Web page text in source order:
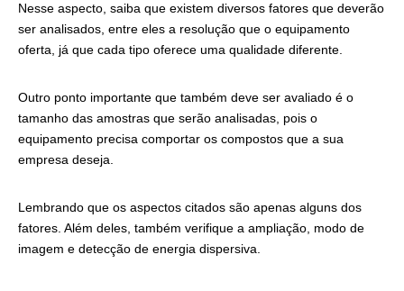
Nesse aspecto, saiba que existem diversos fatores que deverão
ser analisados, entre eles a resolução que o equipamento
oferta, já que cada tipo oferece uma qualidade diferente.
Outro ponto importante que também deve ser avaliado é o
tamanho das amostras que serão analisadas, pois o
equipamento precisa comportar os compostos que a sua
empresa deseja.
Lembrando que os aspectos citados são apenas alguns dos
fatores. Além deles, também verifique a ampliação, modo de
imagem e detecção de energia dispersiva.